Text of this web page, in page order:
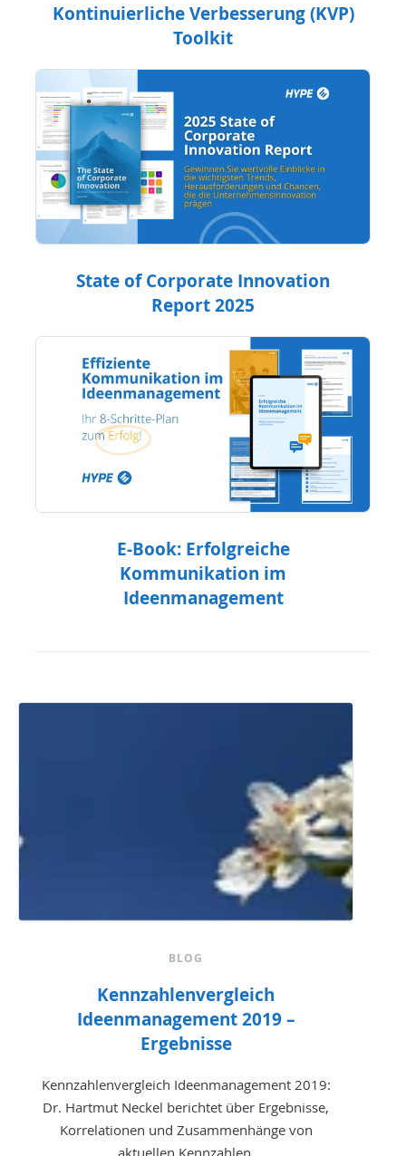
Kontinuierliche Verbesserung (KVP)
Toolkit
State of Corporate Innovation
Report 2025
E-Book: Erfolgreiche
Kommunikation im
Ideenmanagement
BLOG
Kennzahlenvergleich
Ideenmanagement 2019 –
Ergebnisse
Kennzahlenvergleich Ideenmanagement 2019:
Dr. Hartmut Neckel berichtet über Ergebnisse,
Korrelationen und Zusammenhänge von